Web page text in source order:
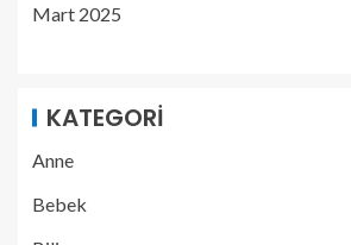
Mart 2025
KATEGORI
Anne
Bebek